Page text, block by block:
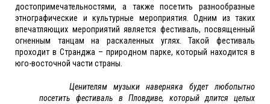
достопримечательностями, а также посетить разнообразные
этнографические и культурные мероприятия. Одним из таких
впечатляющих мероприятий является фестиваль, посвященный
огненным танцам на раскаленных углях. Такой фестиваль
проходит в Странджа – природном парке, который находится в
юго-восточной части страны.
Ценителям музыки наверняка будет любопытно
посетить фестиваль в Пловдиве, который длится целых